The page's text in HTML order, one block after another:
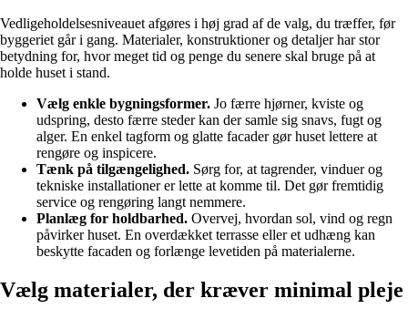
Vedligeholdelsesniveauet afgøres i høj grad af de valg, du træffer, før
byggeriet går i gang. Materialer, konstruktioner og detaljer har stor
betydning for, hvor meget tid og penge du senere skal bruge på at
holde huset i stand.
Vælg enkle bygningsformer. Jo færre hjørner, kviste og
udspring, desto færre steder kan der samle sig snavs, fugt og
alger. En enkel tagform og glatte facader gør huset lettere at
rengøre og inspicere.
Tænk på tilgængelighed. Sørg for, at tagrender, vinduer og
tekniske installationer er lette at komme til. Det gør fremtidig
service og rengøring langt nemmere.
Planlæg for holdbarhed. Overvej, hvordan sol, vind og regn
påvirker huset. En overdækket terrasse eller et udhæng kan
beskytte facaden og forlænge levetiden på materialerne.
Vælg materialer, der kræver minimal pleje